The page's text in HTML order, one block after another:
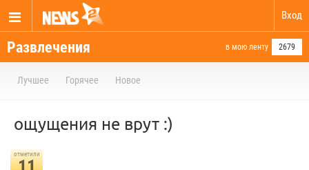
Вход
Развлечения в мою ленту 2679
Лучшее Горячее Новое
ощущения не врут :)
отметили